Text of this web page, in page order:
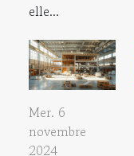
elle...
Mer. 6
novembre
2024